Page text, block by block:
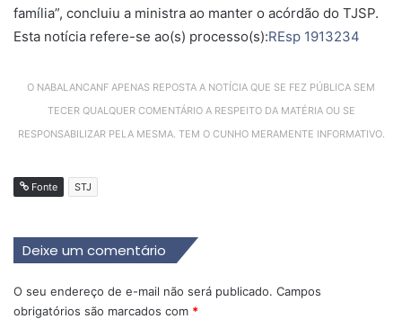
família”, concluiu a ministra ao manter o acórdão do TJSP.
Esta notícia refere-se ao(s) processo(s):REsp 1913234
O NABALANCANF APENAS REPOSTA A NOTÍCIA QUE SE FEZ PÚBLICA SEM
TECER QUALQUER COMENTÁRIO A RESPEITO DA MATÉRIA OU SE
RESPONSABILIZAR PELA MESMA. TEM O CUNHO MERAMENTE INFORMATIVO.
Fonte STJ
Deixe um comentário
O seu endereço de e-mail não será publicado. Campos
obrigatórios são marcados com *